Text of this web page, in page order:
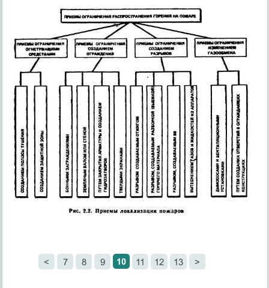
< 7 8 9 10 11 12 13 >